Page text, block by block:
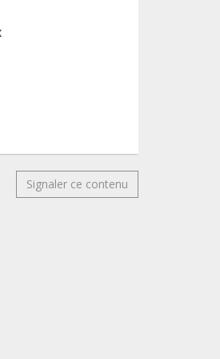
Signaler ce contenu